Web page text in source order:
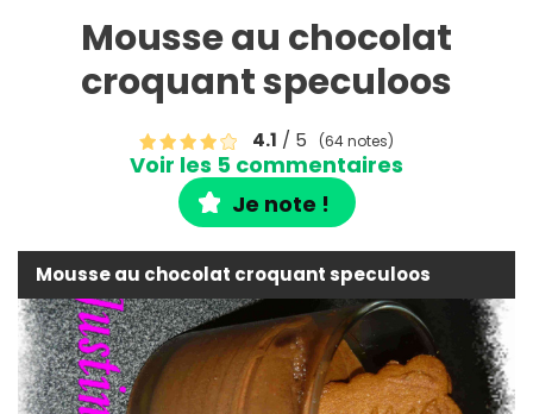
Mousse au chocolat
croquant speculoos
4.1 / 5 (64 notes)
Voir les 5 commentaires
Je note !
Mousse au chocolat croquant speculoos